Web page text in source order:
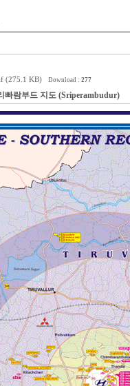
(275.1 KB) Download : 277
빠람부드 지도 (Sriperambudur)